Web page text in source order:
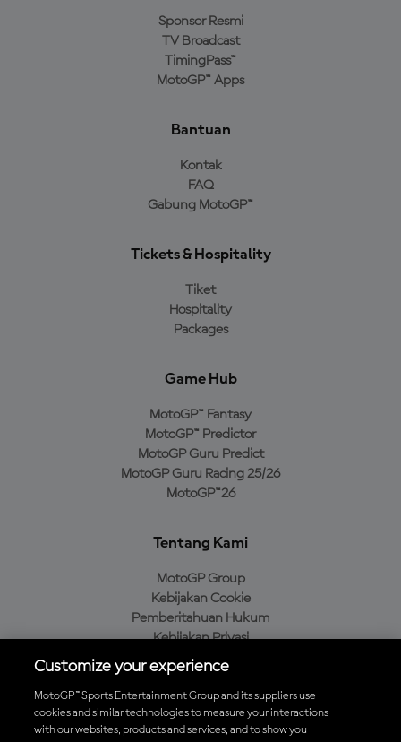
Sponsor Resmi
TV Broadcast
TimingPass™
MotoGP™ Apps
Bantuan
Kontak
FAQ
Gabung MotoGP™
Tickets & Hospitality
Tiket
Hospitality
Packages
Game Hub
MotoGP™ Fantasy
MotoGP™ Predictor
MotoGP Guru Predict
MotoGP Guru Racing 25/26
MotoGP™26
Tentang Kami
MotoGP Group
Kebijakan Cookie
Pemberitahuan Hukum
Kebijakan Privasi
Kebijakan Pembelian
Unduh Aplikasi Resmi MotoGP™
Customize your experience
MotoGP™ Sports Entertainment Group and its suppliers use
cookies and similar technologies to measure your interactions
with our websites, products and services, and to show you